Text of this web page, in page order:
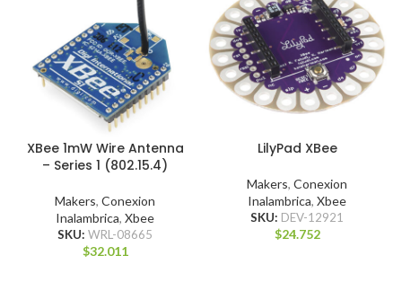
XBee 1mW Wire Antenna
– Series 1 (802.15.4)
Makers, Conexion
Inalambrica, Xbee
SKU: WRL-08665
$32.011
LilyPad XBee
Makers, Conexion
Inalambrica, Xbee
SKU: DEV-12921
$24.752